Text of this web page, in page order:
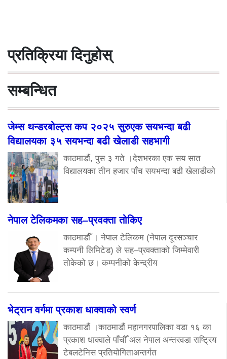
प्रतिक्रिया दिनुहोस्
सम्बन्धित
जेम्स थन्डरबोल्ट्स कप २०२५ सुरुएक सयभन्दा बढी
विद्यालयका ३५ सयभन्दा बढी खेलाडी सहभागी
काठमाडौं, पुस ३ गते ।देशभरका एक सय सात
विद्यालयका तीन हजार पाँच सयभन्दा बढी खेलाडीको
नेपाल टेलिकमका सह–प्रवक्ता तोकिए
काठमाडौँ । नेपाल टेलिकम (नेपाल दूरसञ्चार
कम्पनी लिमिटेड) ले सह–प्रवक्ताको जिम्मेवारी
तोकेको छ। कम्पनीको केन्द्रीय
भेट्रान वर्गमा प्रकाश धाक्वाको स्वर्ण
काठमाडौं ।काठमाडौं महानगरपालिका वडा १६ का
प्रकाश धाक्वाले पाँचौँ अल नेपाल अन्तरवडा राष्ट्रिय
टेबलटेनिस प्रतियोगिताअन्तर्गत